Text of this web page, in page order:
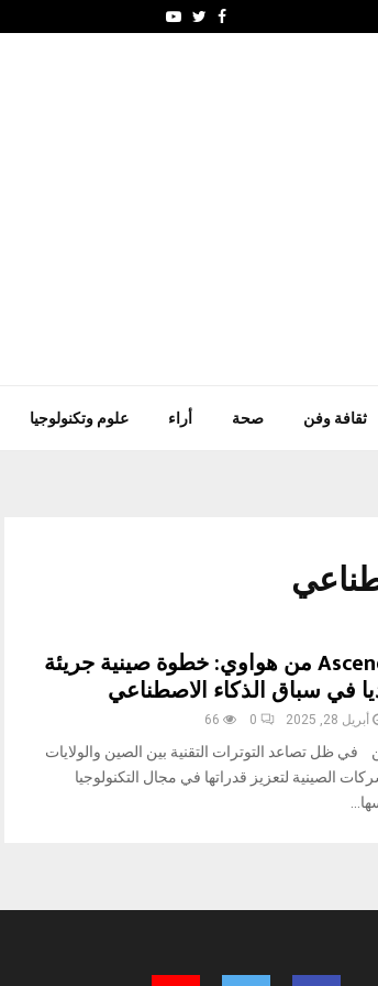
Facebook
Twitter
Youtube
ثقافة وفن صحة أراء علوم وتكنولوجيا
معالج Ascend 910D من هواوي: خطوة صينية جريئة
في سباق الذكاء الاصطناعي
أبريل 28, 2025 0
66
ظل تصاعد التوترات التقنية بين الصين والولايات
الصينية لتعزيز قدراتها في مجال التكنولوجيا